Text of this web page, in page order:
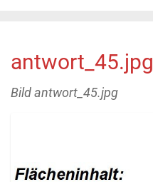
antwort_45.jpg
Bild antwort_45.jpg